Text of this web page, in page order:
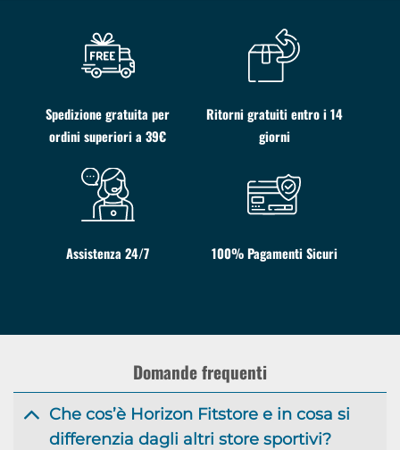
Spedizione gratuita per
ordini superiori a 39€
Ritorni gratuiti entro i 14
giorni
Assistenza 24/7 100% Pagamenti Sicuri
Domande frequenti
Che cos’è Horizon Fitstore e in cosa si
differenzia dagli altri store sportivi?